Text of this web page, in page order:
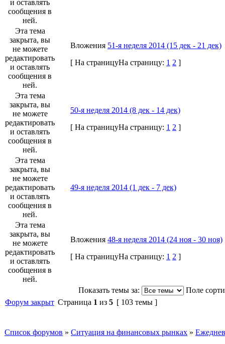
и оставлять
сообщения в
ней.
Эта тема
закрыта, вы
не можете
редактировать
и оставлять
сообщения в
ней.
Вложения 51-я неделя 2014 (15 дек - 21 дек)
[ На страницуНа страницу: 1 2 ]
Эта тема
закрыта, вы
не можете
редактировать
и оставлять
сообщения в
ней.
50-я неделя 2014 (8 дек - 14 дек)
[ На страницуНа страницу: 1 2 ]
Эта тема
закрыта, вы
не можете
редактировать
и оставлять
сообщения в
ней.
49-я неделя 2014 (1 дек - 7 дек)
Эта тема
закрыта, вы
не можете
редактировать
и оставлять
сообщения в
ней.
Вложения 48-я неделя 2014 (24 ноя - 30 ноя)
[ На страницуНа страницу: 1 2 ]
Показать темы за:
Поле
Форум закрыт Страница 1 из 5 [ 103 темы ]
Список форумов » Ситуация на финансовых рынках »